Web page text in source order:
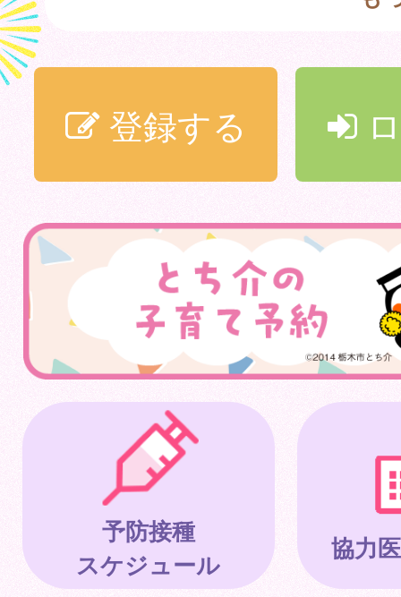
登録する
予防接種
スケジュール
協力